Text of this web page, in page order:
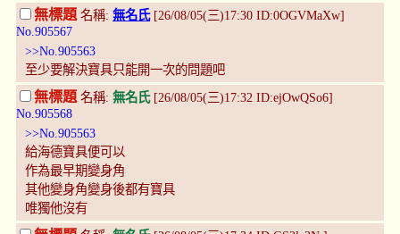
無標題 名稱: 無名氏[26/08/05(三)17:30 ID:0OGVMaXw]
No.905567
>>No.905563
至少要解決寶具只能開一次的問題吧
無標題 名稱: 無名氏[26/08/05(三)17:32 ID:ejOwQSo6]
No.905568
>>No.905563
給海德寶具便可以
作為最早期變身角
其他變身角變身後都有寶具
唯獨他沒有